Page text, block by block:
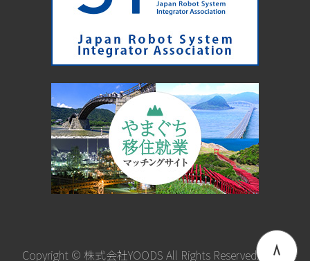
Copyright © 株式会社YOODS All Rights Reserved.